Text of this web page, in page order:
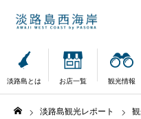
淡路島とは お店一覧 観光情報
淡路島観光レポート